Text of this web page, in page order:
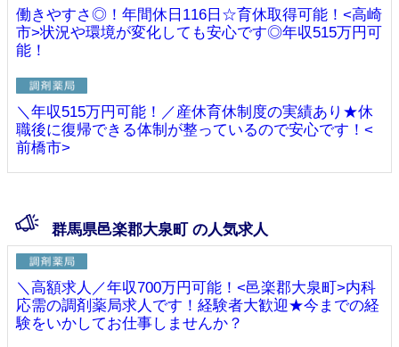
働きやすさ◎！年間休日116日☆育休取得可能！<高崎
市>状況や環境が変化しても安心です◎年収515万円可
能！
＼年収515万円可能！／産休育休制度の実績あり★休
職後に復帰できる体制が整っているので安心です！<
前橋市>
群馬県邑楽郡大泉町 の人気求人
＼高額求人／年収700万円可能！<邑楽郡大泉町>内科
応需の調剤薬局求人です！経験者大歓迎★今までの経
験をいかしてお仕事しませんか？